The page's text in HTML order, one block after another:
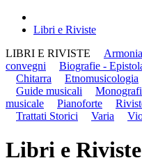
Libri e Riviste
LIBRI E RIVISTE
convegni
Biografie -
Chitarra
Etnomusicologia
Guide musicali
musicale
Pianoforte
Trattati Storici
Varia
Libri e Riviste